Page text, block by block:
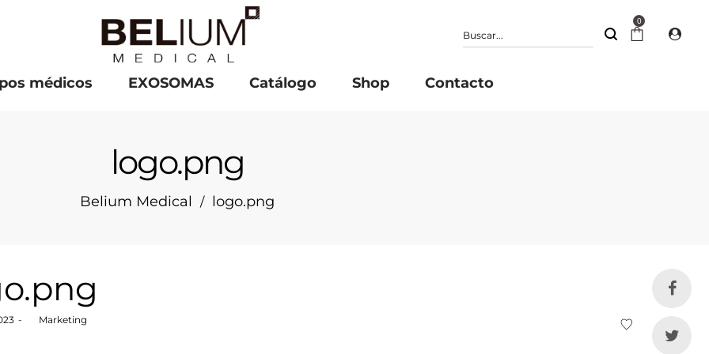
0
médicos EXOSOMAS Catálogo Shop Contacto
logo.png
Belium Medical / logo.png
Marketing